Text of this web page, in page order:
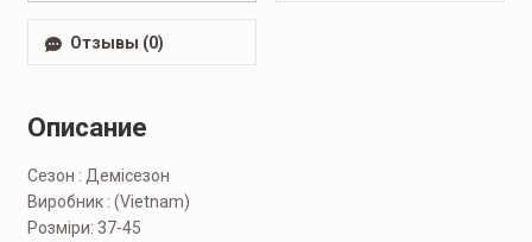
Отзывы (0)
Описание
Сезон : Демісезон
Виробник : (Vietnam)
Розміри: 37-45